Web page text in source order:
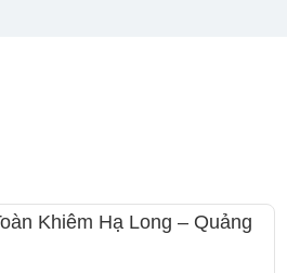
Khiêm Hạ Long – Quảng